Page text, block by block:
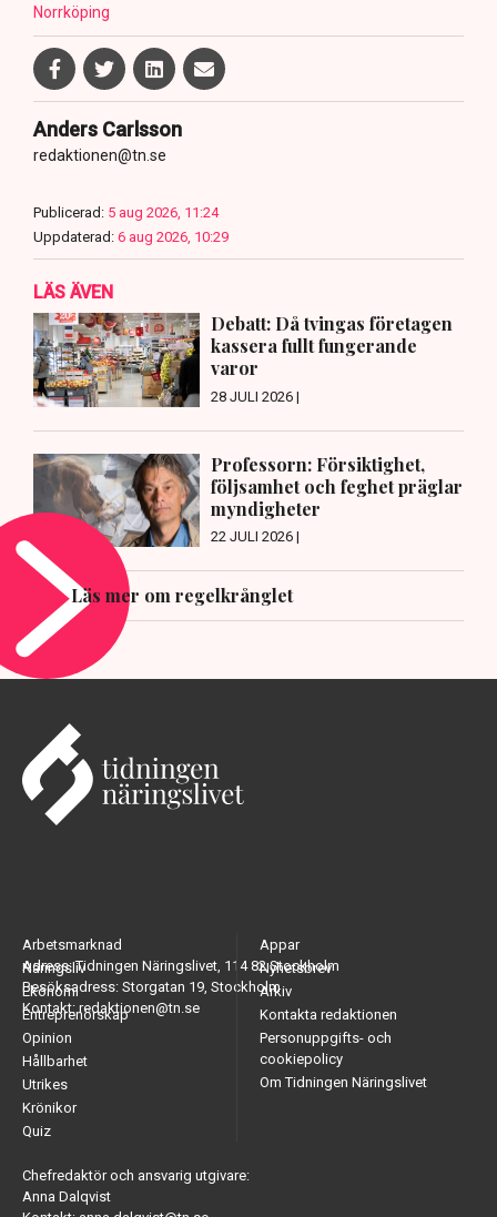
Norrköping
Anders Carlsson
redaktionen@tn.se
Publicerad: 5 aug 2026, 11:24
Uppdaterad: 6 aug 2026, 10:29
LÄS ÄVEN
Debatt: Då tvingas företagen
kassera fullt fungerande
varor
28 JULI 2026 |
Professorn: Försiktighet,
följsamhet och feghet präglar
myndigheter
22 JULI 2026 |
Läs mer om regelkrånglet
Adress: Tidningen Näringslivet, 114 82 Stockholm
Besöksadress: Storgatan 19, Stockholm
Kontakt: redaktionen@tn.se
Arbetsmarknad
Näringsliv
Ekonomi
Entreprenörskap
Opinion
Hållbarhet
Utrikes
Krönikor
Quiz
Appar
Nyhetsbrev
Arkiv
Kontakta redaktionen
Personuppgifts- och
cookiepolicy
Om Tidningen Näringslivet
Chefredaktör och ansvarig utgivare:
Anna Dalqvist